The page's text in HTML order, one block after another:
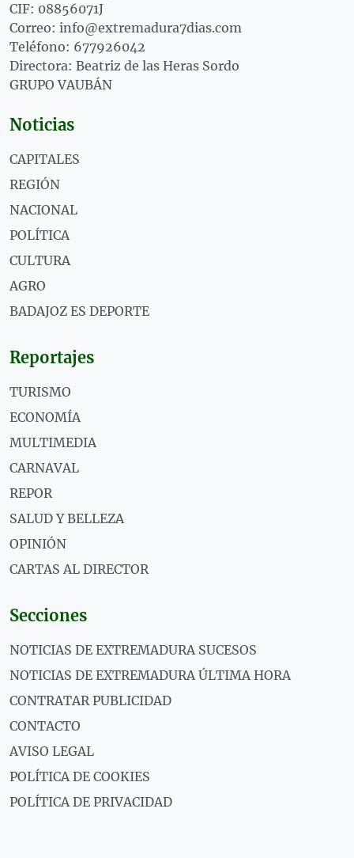
CIF: 08856071J
Correo: info@extremadura7dias.com
Teléfono: 677926042
Directora: Beatriz de las Heras Sordo
GRUPO VAUBÁN
Noticias
CAPITALES
REGIÓN
NACIONAL
POLÍTICA
CULTURA
AGRO
BADAJOZ ES DEPORTE
Reportajes
TURISMO
ECONOMÍA
MULTIMEDIA
CARNAVAL
REPOR
SALUD Y BELLEZA
OPINIÓN
CARTAS AL DIRECTOR
Secciones
NOTICIAS DE EXTREMADURA SUCESOS
NOTICIAS DE EXTREMADURA ÚLTIMA HORA
CONTRATAR PUBLICIDAD
CONTACTO
AVISO LEGAL
POLÍTICA DE COOKIES
POLÍTICA DE PRIVACIDAD